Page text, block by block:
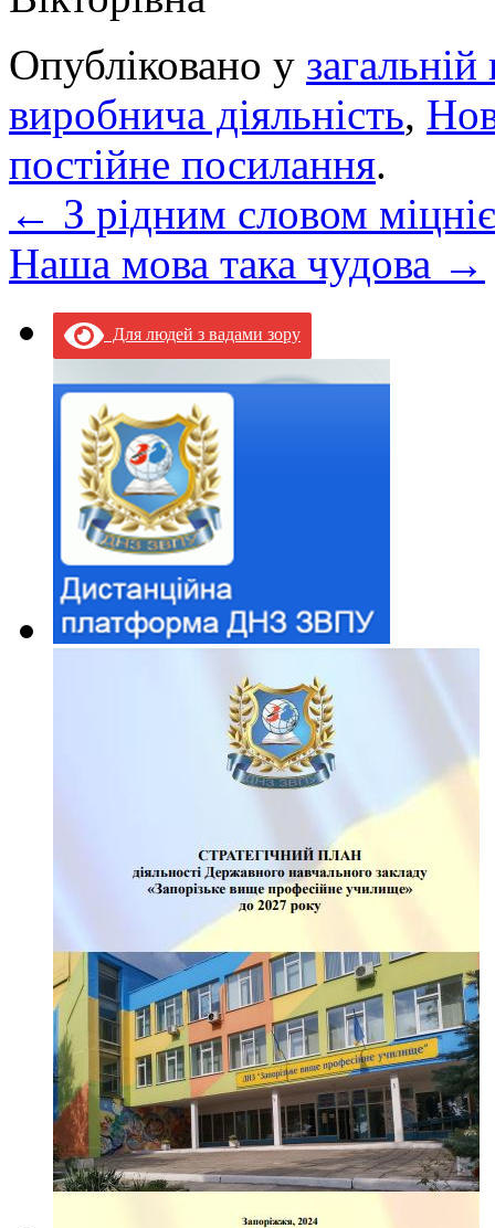
Опубліковано у загальній
виробнича діяльність,
постійне посилання.
← З рідним словом
Наша мова така чудова →
Для людей з вадами зору